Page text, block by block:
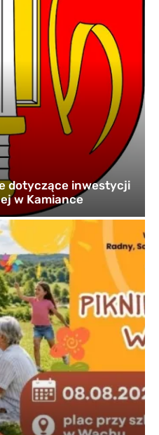
dotyczące inwestycji
w Kamiance